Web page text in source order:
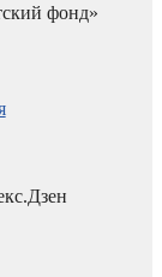
фонд»